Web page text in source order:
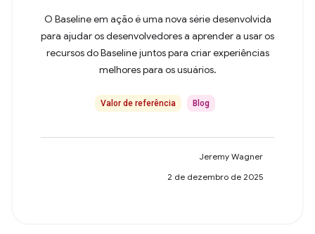
O Baseline em ação é uma nova série desenvolvida
para ajudar os desenvolvedores a aprender a usar os
recursos do Baseline juntos para criar experiências
melhores para os usuários.
Valor de referência Blog
Jeremy Wagner
2 de dezembro de 2025